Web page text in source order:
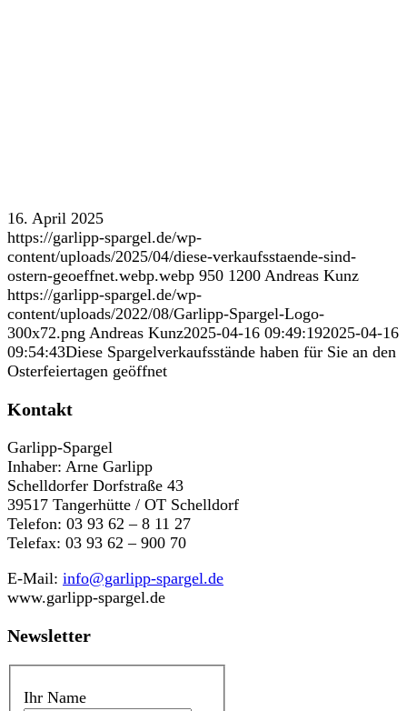
16. April 2025
https://garlipp-spargel.de/wp-
content/uploads/2025/04/diese-verkaufsstaende-sind-
ostern-geoeffnet.webp.webp 950 1200 Andreas Kunz
https://garlipp-spargel.de/wp-
content/uploads/2022/08/Garlipp-Spargel-Logo-
300x72.png Andreas Kunz2025-04-16 09:49:192025-04-16
09:54:43Diese Spargelverkaufsstände haben für Sie an den
Osterfeiertagen geöffnet
Kontakt
Garlipp-Spargel
Inhaber: Arne Garlipp
Schelldorfer Dorfstraße 43
39517 Tangerhütte / OT Schelldorf
Telefon: 03 93 62 – 8 11 27
Telefax: 03 93 62 – 900 70
E-Mail: info@garlipp-spargel.de
www.garlipp-spargel.de
Newsletter
Ihr Name